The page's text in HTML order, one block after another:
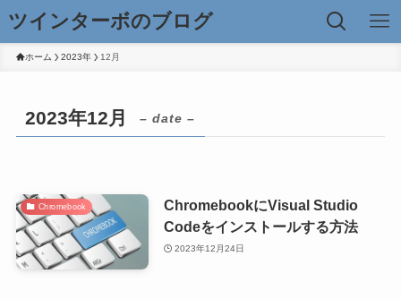
ツインターボのブログ
ホーム 2023年 12月
2023年12月 – date –
Chromebook
ChromebookにVisual Studio
Codeをインストールする方法
2023年12月24日